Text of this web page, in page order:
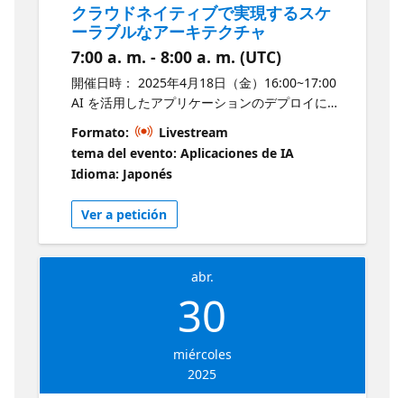
Copilot を活用して、より効率的で高品質なアプ
リケーション開発を実現したい方にとって、本
セッションは実践的な知識を習得できる貴重な
機会です。ぜひご参加ください。 <Microsoft
Reactor 倫理規定> Microsoftは、世界中のすべ
う支援することを使命としています。その一環
として、Microsoft Reactorのイベントでは、す
べての参加者にとって尊重され、安心できる、
指しています。性別、性的指向、外見、障がい
方に公平な体験を提供することを大切にしてお
り、嫌がらせや他者を貶めるような行為は一切
理解し、遵守する責任があります。また、誰も
が安心して参加できる環境づくりにご協力をお
願いいたします。万が一、不審な行動や迷惑行
為を見かけた場合、または懸念がある場合は、
Microsoft Runs on Trustのウェブサイトからご
クラウドネイティブで実現するスケ
ーラブルなアーキテクチャ
7:00 a. m. - 8:00 a. m. (UTC)
開催日時： 2025年4月18日（金）16:00~17:00
AI を活用したアプリケーションのデプロイに
は、アプリやマイクロサービスが LLM（大規模
言語モデル）推論エンドポイントとシームレス
に連携する仕組みが不可欠です。適切なアーキ
テクチャを設計することで、AI の処理を効率的
に活用し、高性能かつスケーラブルなアプリケ
ーションを構築できます。 特に、マイクロサー
ビスとクラウドネイティブな設計は、インテリ
ジェントアプリのホスティングに最適です。こ
れにより、柔軟なスケーリング、効率的なリソ
ース管理、迅速なデプロイが可能となり、開
発・運用の負担を大幅に軽減できます。このセ
ィブツールを活用し、LLM を組み込んだアプリ
ケーションの構築・運用を最適化する方法を詳
Formato:
Livestream
tema del evento: Aplicaciones de IA
Idioma: Japonés
Ver a petición
abr.
30
miércoles
2025